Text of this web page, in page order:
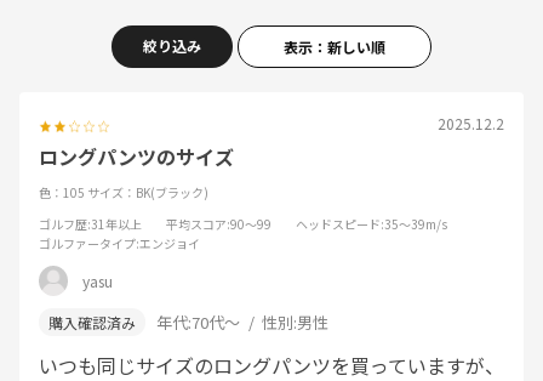
絞り込み 表示：新しい順
2025.12.2
ロングパンツのサイズ
色：105 サイズ：BK(ブラック)
ゴルフ歴:31年以上 平均スコア:90～99 ヘッドスピード:35～39m/s
ゴルファータイプ:エンジョイ
yasu
年代:70代～ 性別:男性
いつも同じサイズのロングパンツを買っていますが、